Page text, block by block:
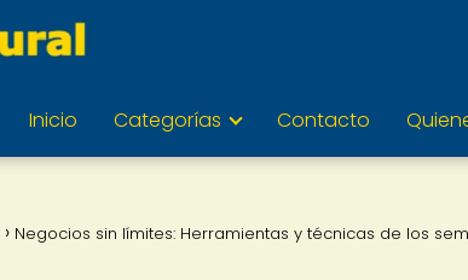
Inicio Categorías Contacto
Negocios sin límites: Herramientas y técnicas de los